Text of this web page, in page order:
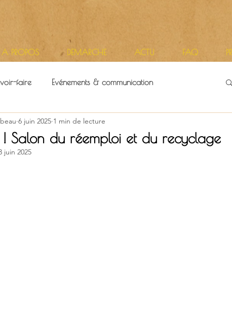
faire Evénements & communication
Vie d'atelier
Salon du réemploi et du recyclage
6 juin 2025 1 min de lecture
juin 2025
5.
A PROPOS DEMARCHE ACTU FAQ